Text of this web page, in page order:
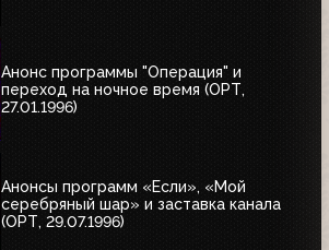
Анонс программы "Операция" и
переход на ночное время (ОРТ,
27.01.1996)
Анонсы программ «Если», «Мой
серебряный шар» и заставка канала
(ОРТ, 29.07.1996)